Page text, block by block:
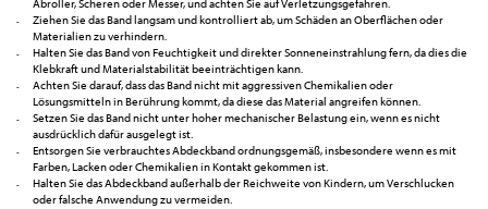
Abroller, Scheren oder Messer, und achten Sie auf Verletzungsgefahren.
Ziehen Sie das Band langsam und kontrolliert ab, um Schäden an Oberflächen oder
Materialien zu verhindern.
Halten Sie das Band von Feuchtigkeit und direkter Sonneneinstrahlung fern, da dies die
Klebkraft und Materialstabilität beeinträchtigen kann.
Achten Sie darauf, dass das Band nicht mit aggressiven Chemikalien oder
Lösungsmitteln in Berührung kommt, da diese das Material angreifen können.
Setzen Sie das Band nicht unter hoher mechanischer Belastung ein, wenn es nicht
ausdrücklich dafür ausgelegt ist.
Entsorgen Sie verbrauchtes Abdeckband ordnungsgemäß, insbesondere wenn es mit
Farben, Lacken oder Chemikalien in Kontakt gekommen ist.
Halten Sie das Abdeckband außerhalb der Reichweite von Kindern, um Verschlucken
oder falsche Anwendung zu vermeiden.